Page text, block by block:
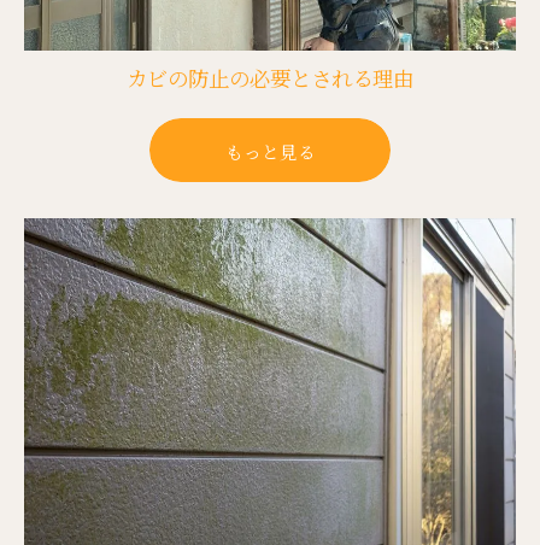
カビの防止の必要とされる理由
もっと見る